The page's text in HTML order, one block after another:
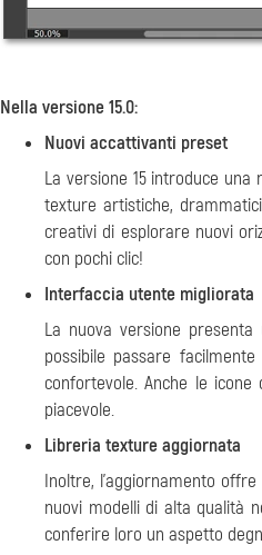
Nella versione 15.0:
Nuovi accattivanti preset
La versione 15 introduce
texture artistiche,
creativi di esplorare nuovi
con pochi clic!
Interfaccia utente migliorata
La nuova versione
possibile passare
confortevole. Anche le
piacevole.
Libreria texture aggiornata
Inoltre, l'aggiornamento
nuovi modelli di alta qualità
conferire loro un aspetto